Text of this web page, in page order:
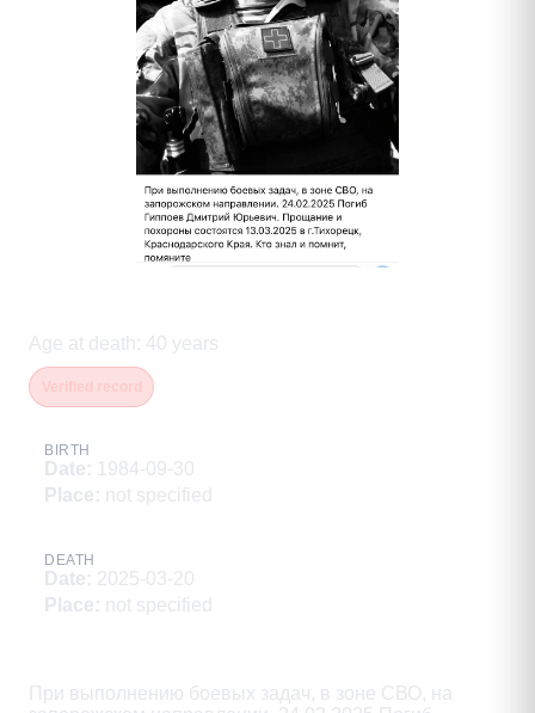
Age at death : 40 years
BIRTH
Date: 1984-09-30
Place: not specified
DEATH
Date: 2025-03-20
Place: not specified
При выполнению боевых задач, в зоне СВО, на